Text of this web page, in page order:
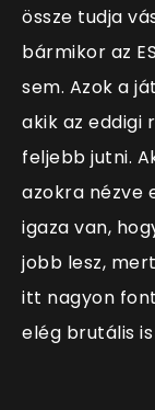
össze tudja
bármikor az
sem. Azok a
akik az eddigi
feljebb jutni.
azokra nézve
igaza van,
jobb lesz,
itt nagyon
elég brutális